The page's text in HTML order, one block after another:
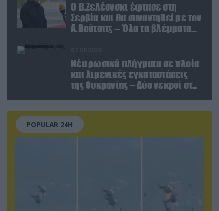
Ο Β.Ζελέσνσκι έφτασε στη
Σερβία και θα συναντηθεί με τον
Α.Βούτσιτς – Όλα τα βλέμματα
στις σχέσεις με τη Ρωσία
Νέα ρωσικά πλήγματα σε πλοία
και λιμενικές εγκαταστάσεις
της Ουκρανίας – Δύο νεκροί στην
POPULAR 24H